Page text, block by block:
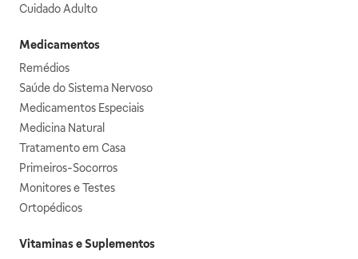
Cuidado Adulto
Medicamentos
Remédios
Saúde do Sistema Nervoso
Medicamentos Especiais
Medicina Natural
Tratamento em Casa
Primeiros-Socorros
Monitores e Testes
Ortopédicos
Vitaminas e Suplementos